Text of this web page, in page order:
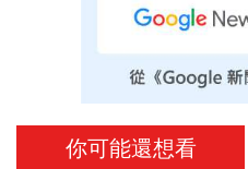
你可能還想看